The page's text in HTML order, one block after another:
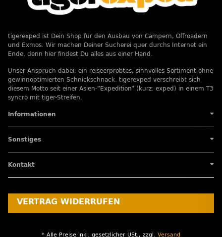
tigerexped ist Dein Shop für den Ausbau von Campern, Offroadern
und Exmos. Wir machen Deiner Sucherei quer durchs Internet ein
Ende, denn hier findest Du alles aus einer Hand.
Unser Anspruch dabei: ein reiseerprobtes, sinnvolles Sortiment ohne
gewinnoptimierten Schnickschnack. tigerexped verschreibt sich
diesem Motto seit einer Asien-”Expedition” (kurz: exped) in einem T3
syncro mit tiger-Streifen.
Informationen
Sonstiges
Kontakt
VERTRAG WIDERRUFEN
* Alle Preise inkl. gesetzlicher USt., zzgl. Versand